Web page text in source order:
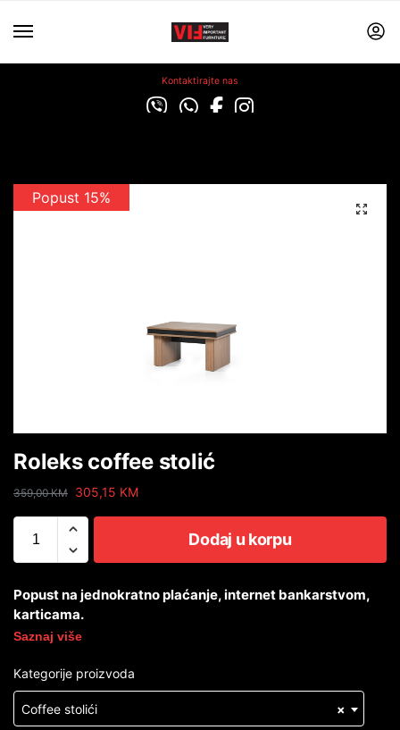
Kontaktirajte nas
Popust 15%
Roleks coffee stolić
359,00KM 305,15 KM
Dodaj u korpu
Popust na jednokratno plaćanje, internet bankarstvom,
karticama.
Saznaj više
Kategorije proizvoda
×
Coffee stolići